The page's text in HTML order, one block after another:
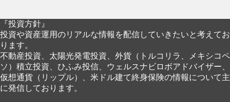
『投資方針』
投資や資産運用のリアルな情報を配信していきたいと考えてお
ります。
不動産投資、太陽光発電投資、外貨（トルコリラ、メキシコペ
ソ）積立投資、ひふみ投信、ウェルスナビロボアドバイザー、
仮想通貨（リップル）、米ドル建て終身保険の情報について主
に発信しております。